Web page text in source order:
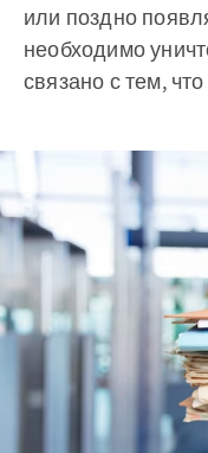
или поздно
необходимо
связано с тем,